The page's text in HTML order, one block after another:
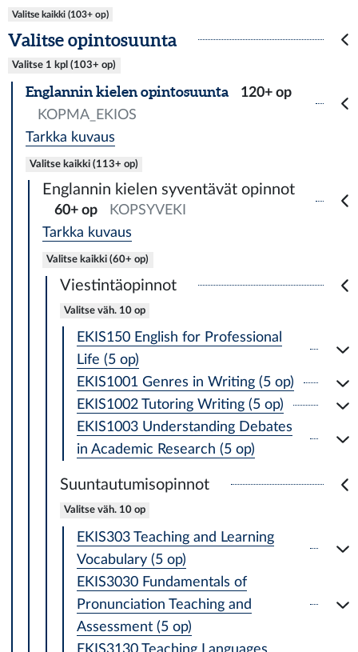
Valitse kaikki (103+ op)
Valitse opintosuunta
Valitse 1 kpl (103+ op)
Englannin kielen opintosuunta
120+ op
KOPMA_EKIOS
Tarkka kuvaus
Valitse kaikki (113+ op)
Englannin kielen syventävät opinnot
60+ op
KOPSYVEKI
Tarkka kuvaus
Valitse kaikki (60+ op)
Viestintäopinnot
Valitse väh. 10 op
EKIS150 English for Professional
Life (5 op)
EKIS1001 Genres in Writing (5 op)
EKIS1002 Tutoring Writing (5 op)
EKIS1003 Understanding Debates
in Academic Research (5 op)
Suuntautumisopinnot
Valitse väh. 10 op
EKIS303 Teaching and Learning
Vocabulary (5 op)
EKIS3030 Fundamentals of
Pronunciation Teaching and
Assessment (5 op)
EKIS3130 Teaching Languages